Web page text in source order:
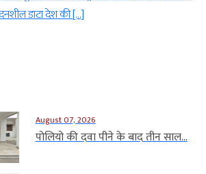
डाटा देश की […]
August 07, 2026
पोलियो की दवा पीने के बाद तीन साल...